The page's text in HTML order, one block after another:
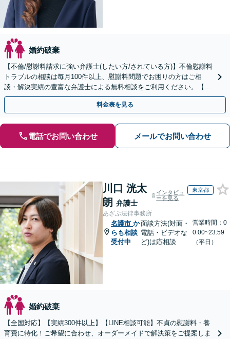
婚約破棄
【不倫/慰謝料請求に強い弁護士(したい方/されている方)】不倫慰謝料
トラブルの相談は毎月100件以上、慰謝料問題でお困りの方はご相
談・解決実績の豊富な弁護士による無料相談をご利用ください。【不
倫相談は初回0円】【全国対応】
料金表を見る
電話でお問い合わせ メールでお問い合わせ
川口 洸太
朗 弁護士
インタビュ
ーを見る
東京都
あざぶ法律事務所
名護市 か
らも相談
受付中
面談方法(対面・
電話・ビデオな
ど)は応相談
営業時間：0
0:00~23:59
（平日）
婚約破棄
【全国対応】【実績300件以上】【LINE相談可能】不貞の慰謝料・養
育費に特化！ご希望に合わせ、オーダーメイドで解決策をご提案しま